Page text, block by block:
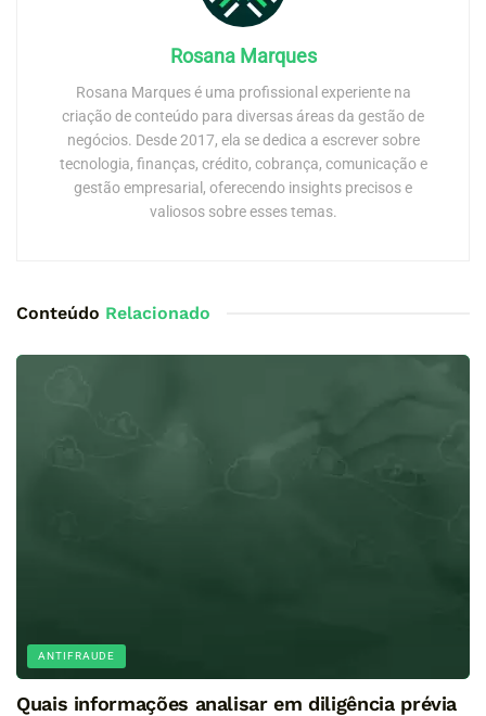
Rosana Marques
Rosana Marques é uma profissional experiente na
criação de conteúdo para diversas áreas da gestão de
negócios. Desde 2017, ela se dedica a escrever sobre
tecnologia, finanças, crédito, cobrança, comunicação e
gestão empresarial, oferecendo insights precisos e
valiosos sobre esses temas.
Conteúdo Relacionado
ANTIFRAUDE
Quais informações analisar em diligência prévia